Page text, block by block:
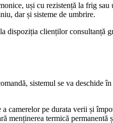
uși cu rezistență la frig sau
dar și sisteme de umbrire.
dispoziția clienților consultanță
sistemul se va deschide
camerelor pe durata verii și
menținerea termică permanentă